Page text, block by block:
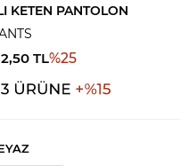
KETEN PANTOLON
TL%25